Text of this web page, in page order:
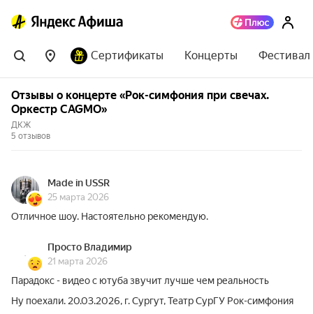
Сертификаты Концерты
Отзывы о концерте «Рок-симфония при свечах.
Оркестр CAGMO»
ДКЖ
5 отзывов
Made in USSR
25 марта 2026
Отличное шоу. Настоятельно рекомендую.
Просто Владимир
21 марта 2026
Парадокс - видео с ютуба звучит лучше чем реальность
Ну поехали. 20.03.2026, г. Сургут, Театр СурГУ Рок-симфония